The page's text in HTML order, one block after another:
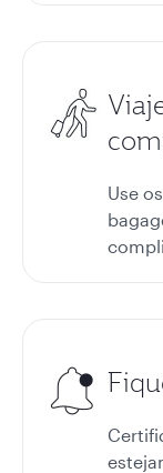
Use